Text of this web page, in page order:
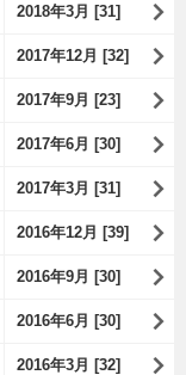
2018年3月 [31]
2017年12月 [32]
2017年9月 [23]
2017年6月 [30]
2017年3月 [31]
2016年12月 [39]
2016年9月 [30]
2016年6月 [30]
2016年3月 [32]